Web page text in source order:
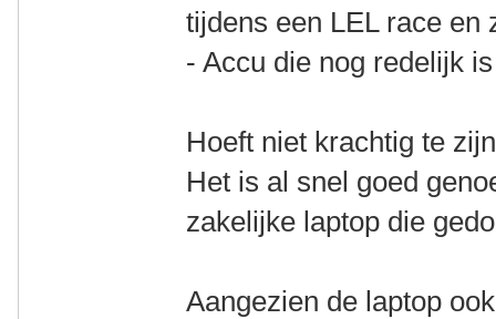
tijdens een LEL race en
- Accu die nog redelijk is
Hoeft niet krachtig te
Het is al snel goed
zakelijke laptop die
Aangezien de laptop